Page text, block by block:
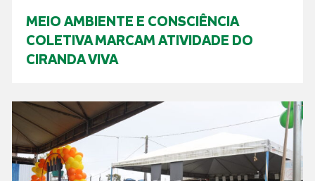
MEIO AMBIENTE E CONSCIÊNCIA
COLETIVA MARCAM ATIVIDADE DO
CIRANDA VIVA